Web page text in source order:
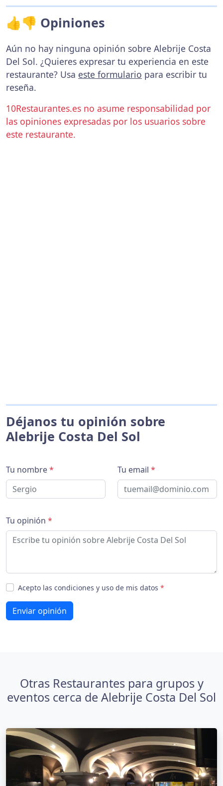
👍👎 Opiniones
Aún no hay ninguna opinión sobre Alebrije Costa
Del Sol. ¿Quieres expresar tu experiencia en este
restaurante? Usa este formulario para escribir tu
reseña.
10Restaurantes.es no asume responsabilidad por
las opiniones expresadas por los usuarios sobre
este restaurante.
Déjanos tu opinión sobre
Alebrije Costa Del Sol
Tu nombre* Tu email *
Tu opinión *
Acepto las condiciones y uso de mis datos *
Enviar opinión
Otras Restaurantes para grupos y
eventos cerca de Alebrije Costa Del Sol